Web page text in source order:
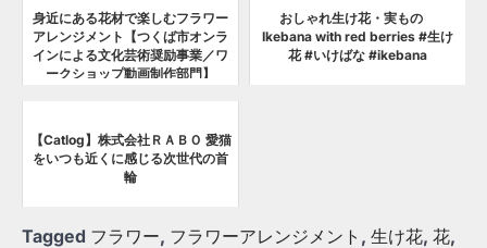
身近にある花材で楽しむフラワー
アレンジメント【つくば市オンラ
インによる文化芸術奨励事業／ワ
ークショップ動画制作部門】
おしゃれ生け花・実もの
Ikebana with red berries #生け
花 #いけばな #ikebana
【Catlog】株式会社ＲＡＢＯ 愛猫
をいつも近くに感じる次世代の首
輪
Tagged フラワー, フラワーアレンジメント , 生け花, 花,